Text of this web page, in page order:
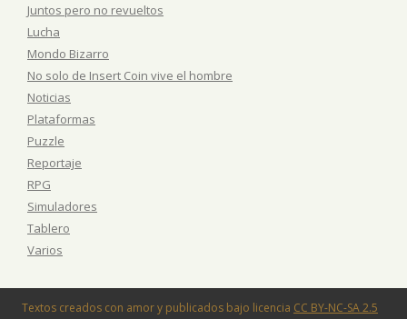
Juntos pero no revueltos
Lucha
Mondo Bizarro
No solo de Insert Coin vive el hombre
Noticias
Plataformas
Puzzle
Reportaje
RPG
Simuladores
Tablero
Varios
Textos creados con amor y publicados bajo licencia CC BY-NC-SA 2.5